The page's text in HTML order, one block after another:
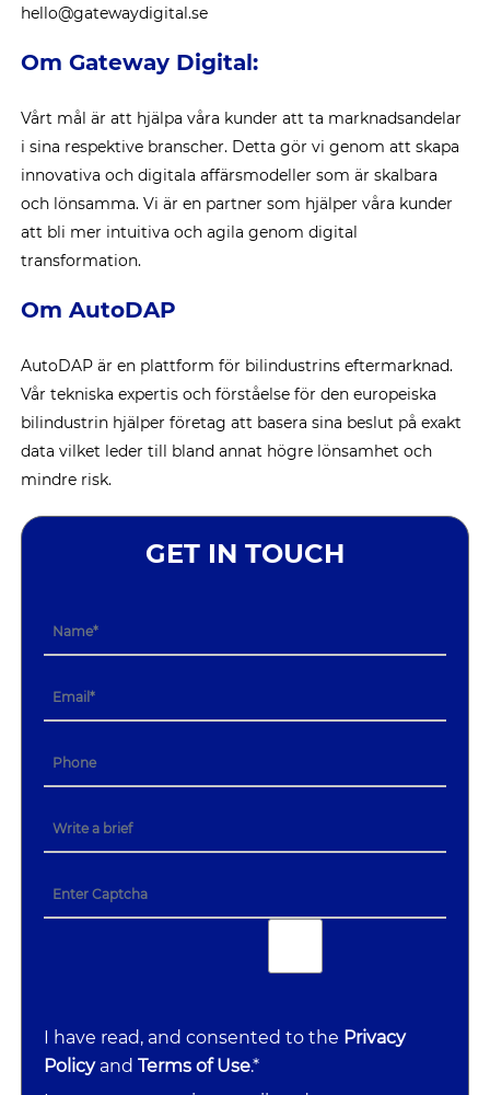
hello@gatewaydigital.se
Om Gateway Digital:
Vårt mål är att hjälpa våra kunder att ta marknadsandelar
i sina respektive branscher. Detta gör vi genom att skapa
innovativa och digitala affärsmodeller som är skalbara
och lönsamma. Vi är en partner som hjälper våra kunder
att bli mer intuitiva och agila genom digital
transformation.
Om AutoDAP
AutoDAP är en plattform för bilindustrins eftermarknad.
Vår tekniska expertis och förståelse för den europeiska
bilindustrin hjälper företag att basera sina beslut på exakt
data vilket leder till bland annat högre lönsamhet och
mindre risk.
GET IN TOUCH
I have read, and consented to the Privacy
Policy andTerms of Use.*